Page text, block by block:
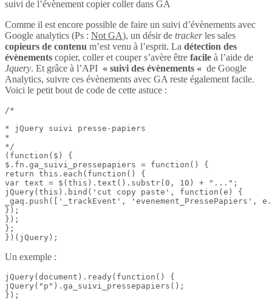
suivi de l’évènement copier coller dans GA
Comme il est encore possible de faire un suivi d’évènements avec
Google analytics (Ps : Not GA), un désir de trackerles sales
copieurs de contenu m’est venu à l’esprit. La détection des
évènements copier, coller et couper s’avère être facile à l’aide de
Jquery. Et grâce à l’API « suivi des évènements « de Google
Analytics, suivre ces évènements avec GA reste également facile.
Voici le petit bout de code de cette astuce :
/*
* jQuery suivi presse-papiers
*
*/
(function($) {
$.fn.ga_suivi_pressepapiers = function() {
return this.each(function() {
var text = $(this).text().substr(0, 10) + "...";
jQuery(this).bind('cut copy paste', function(e) {
_gaq.push(['_trackEvent', 'evenement_PressePapiers',
});
});
};
})(jQuery);
Un exemple :
jQuery(document).ready(function() {
jQuery("p").ga_suivi_pressepapiers();
});